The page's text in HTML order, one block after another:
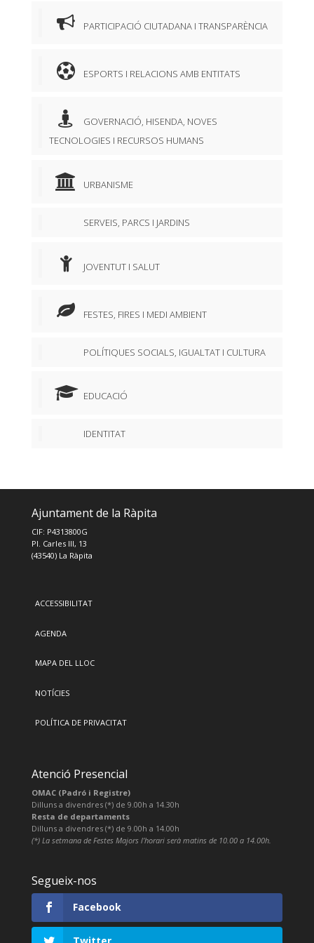
PARTICIPACIÓ CIUTADANA I TRANSPARÈNCIA
ESPORTS I RELACIONS AMB ENTITATS
GOVERNACIÓ, HISENDA, NOVES
TECNOLOGIES I RECURSOS HUMANS
URBANISME
SERVEIS, PARCS I JARDINS
JOVENTUT I SALUT
FESTES, FIRES I MEDI AMBIENT
POLÍTIQUES SOCIALS, IGUALTAT I CULTURA
EDUCACIÓ
IDENTITAT
Ajuntament de la Ràpita
CIF: P4313800G
Pl. Carles III, 13
(43540) La Ràpita
ACCESSIBILITAT
AGENDA
MAPA DEL LLOC
NOTÍCIES
POLÍTICA DE PRIVACITAT
Atenció Presencial
OMAC (Padró i Registre)
Dilluns a divendres (*) de 9.00h a 14.30h
Resta de departaments
Dilluns a divendres (*) de 9.00h a 14.00h
(*) La setmana de Festes Majors l’horari serà matins de 10.00 a 14.00h.
Segueix-nos
Facebook